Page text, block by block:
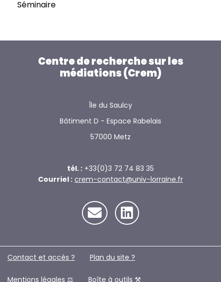
Séminaire
Centre de recherche sur les
médiations (Crem)
Île du Saulcy
Bâtiment D - Espace Rabelais
57000 Metz
tél. : +33(0)3 72 74 83 35
Courriel : crem-contact@univ-lorraine.fr
Contact et accès ? Plan du site ?️
Mentions légales ⚖️ Boîte à outils ⚒️